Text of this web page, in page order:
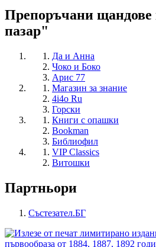
Препоръчани
пазар"
Да и Анна
Чоко и Боко
Арис 77
Магазин за знание
4i4o Ru
Горски
Книги с опашки
Bookman
Библиофил
VIP Classics
Витошки
Партньори
Състезател.БГ